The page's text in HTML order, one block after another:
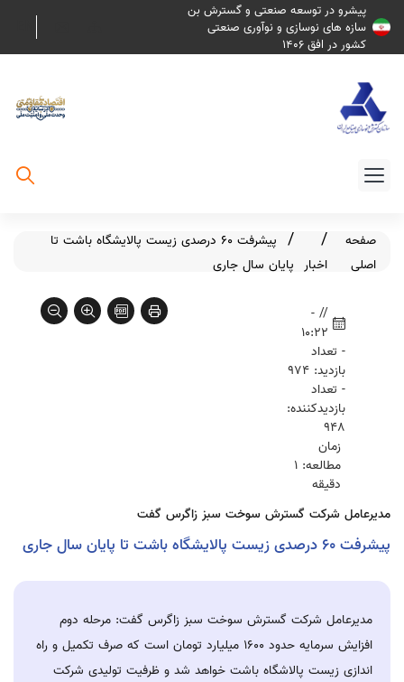
پیشرو در توسعه صنعتی و گسترش بن
سازه های نوسازی و نوآوری صنعتی
کشور در افق 1406
صفحه
اصلی
اخبار
پیشرفت ۶۰ درصدی زیست پالایشگاه باشت تا
پایان سال جاری
// -
10:22
- تعداد
بازدید: 974
- تعداد
بازدیدکننده:
948
زمان
مطالعه: 1
دقیقه
مدیرعامل شرکت گسترش سوخت سبز زاگرس گفت
پیشرفت ۶۰ درصدی زیست پالایشگاه باشت تا پایان سال جاری
مدیرعامل شرکت گسترش سوخت سبز زاگرس گفت: مرحله دوم
افزایش سرمایه حدود ۱۶۰۰ میلیارد تومان است که صرف تکمیل و راه
اندازی زیست پالاشگاه باشت خواهد شد و ظرفیت تولیدی شرکت